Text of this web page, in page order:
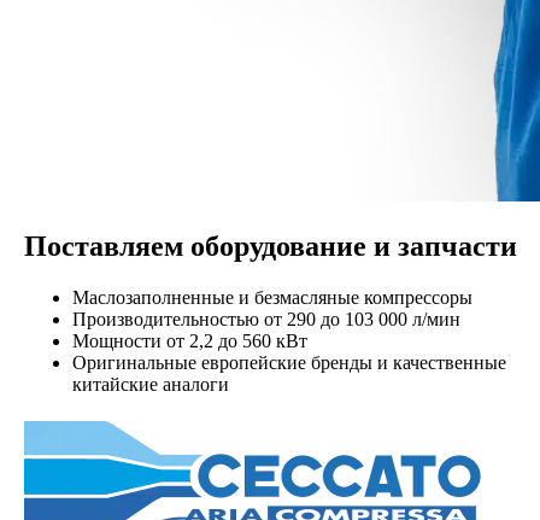
Поставляем оборудование и запчасти
Маслозаполненные и безмасляные компрессоры
Производительностью от 290 до 103 000 л/мин
Мощности от 2,2 до 560 кВт
Оригинальные европейские бренды и качественные
китайские аналоги